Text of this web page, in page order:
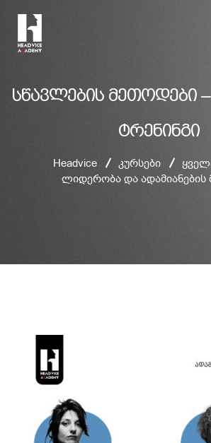
სწავლების მეთოდები
ტრენინგი
Headvice კურსები
ლიდერობა და ადამიანების